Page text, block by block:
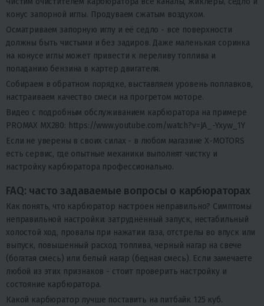
конус запорной иглы. Продуваем сжатым воздухом.
Осматриваем запорную иглу и её седло - все поверхности
должны быть чистыми и без задиров. Даже маленькая соринка
на конусе иглы может привести к переливу топлива и
попаданию бензина в картер двигателя.
Собираем в обратном порядке, выставляем уровень поплавков,
настраиваем качество смеси на прогретом моторе.
Видео с подробным обслуживанием карбюратора на примере
PROMAX MX280: https://www.youtube.com/watch?v=JA_-Yxyw_1Y
Если не уверены в своих силах - в любом магазине X-MOTORS
есть сервис, где опытные механики выполнят чистку и
настройку карбюратора профессионально.
FAQ: часто задаваемые вопросы о карбюраторах
Как понять, что карбюратор настроен неправильно? Симптомы
неправильной настройки: затруднённый запуск, нестабильный
холостой ход, провалы при нажатии газа, отстрелы во впуск или
выпуск, повышенный расход топлива, черный нагар на свече
(богатая смесь) или белый нагар (бедная смесь). Если замечаете
любой из этих признаков - стоит проверить настройку и
состояние карбюратора.
Какой карбюратор лучше поставить на питбайк 125 куб.